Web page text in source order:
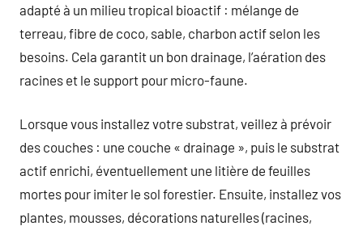
adapté à un milieu tropical bioactif : mélange de
terreau, fibre de coco, sable, charbon actif selon les
besoins. Cela garantit un bon drainage, l’aération des
racines et le support pour micro-faune.
Lorsque vous installez votre substrat, veillez à prévoir
des couches : une couche « drainage », puis le substrat
actif enrichi, éventuellement une litière de feuilles
mortes pour imiter le sol forestier. Ensuite, installez vos
plantes, mousses, décorations naturelles (racines,